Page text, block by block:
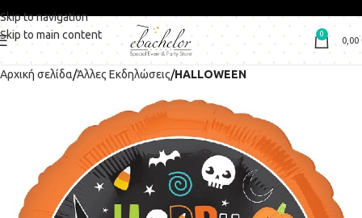
Skip to navigation
Skip to main content
0
0,00
Αρχική σελίδα Άλλες Εκδηλώσεις HALLOWEEN